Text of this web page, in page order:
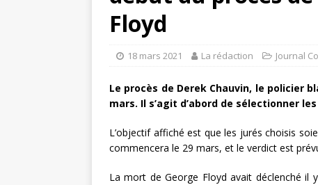
Floyd
18 mars 2021 La rédaction Journal
Le procès de Derek Chauvin, le policier
mars. Il s’agit d’abord de sélectionner
L’objectif affiché est que les jurés choisis
commencera le 29 mars, et le verdict est
La mort de George Floyd avait déclenché il